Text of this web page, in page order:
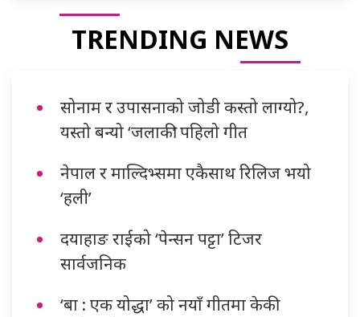
TRENDING NEWS
सोनाम र उपासनाको जोडी कस्तो लाग्यो?,
यस्तो बन्यो ‘जलाकी’ पहिलो गीत
नेपाल र माल्दिभ्समा एकैसाथ रिलिज भयो
‘हली’
दयाहाङ राईको ‘पेन्सन पट्टा’ टिजर
सार्वजनिक
‘बा : एक योद्धा’ को नयाँ गीतमा केकी